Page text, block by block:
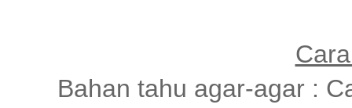
Bahan tahu agar-agar :